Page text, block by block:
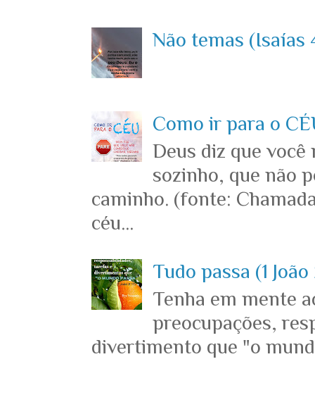
Não temas (Isaías
Como ir para o
Deus diz que você
sozinho, que não
caminho. (fonte:
céu...
Tudo passa (1 João
Tenha em mente
preocupações,
divertimento que "o